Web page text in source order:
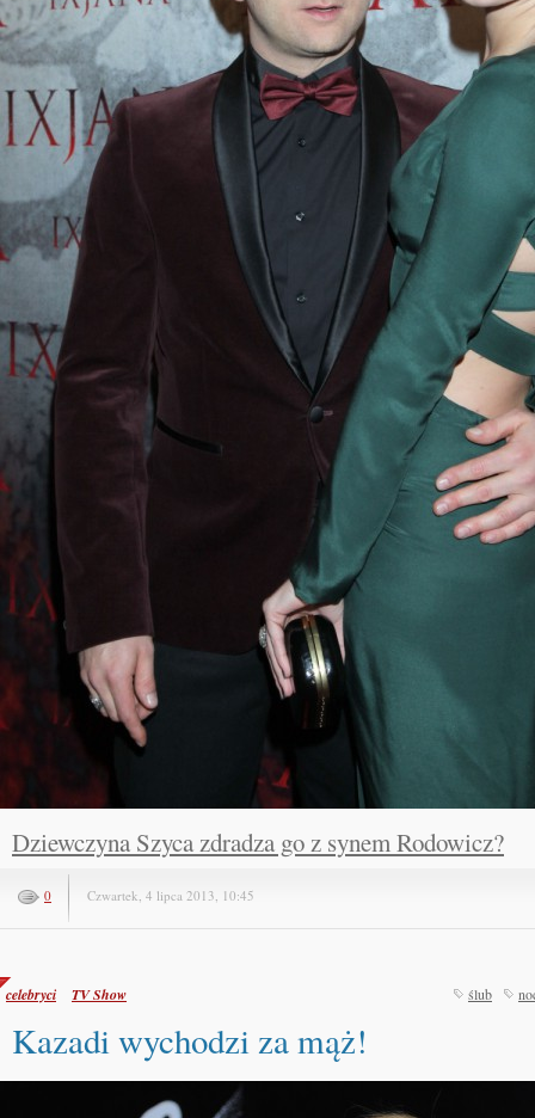
Dziewczyna Szyca zdradza go z synem Rodowicz?
0 Czwartek, 4 lipca 2013, 10:45
celebryci TV Show ślub
Kazadi wychodzi za mąż!